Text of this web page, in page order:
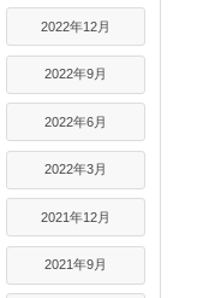
2022年12月
2022年9月
2022年6月
2022年3月
2021年12月
2021年9月